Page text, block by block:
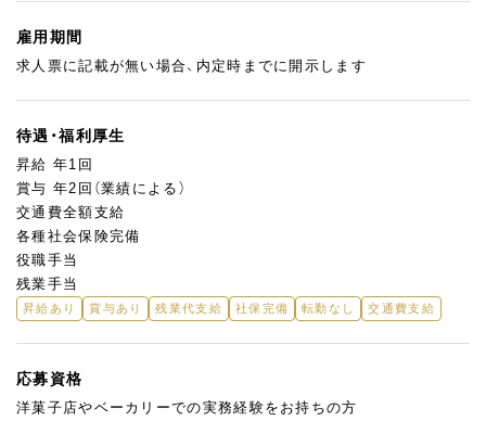
雇用期間
求人票に記載が無い場合、内定時までに開示します
待遇・福利厚生
昇給 年1回
賞与 年2回（業績による）
交通費全額支給
各種社会保険完備
役職手当
残業手当
昇給あり 賞与あり 残業代支給 社保完備 転勤なし 交通費支給
応募資格
洋菓子店やベーカリーでの実務経験をお持ちの方